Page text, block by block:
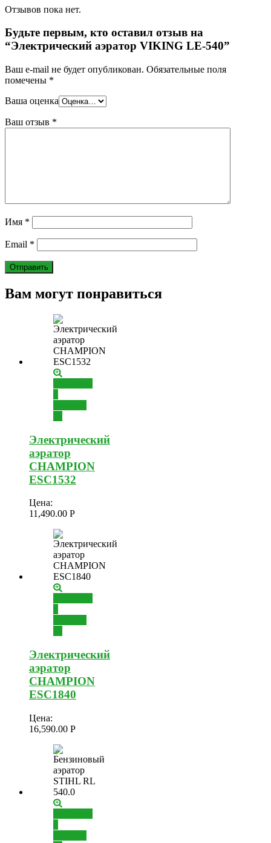
Отзывов пока нет.
Будьте первым, кто оставил отзыв на
“Электрический аэратор VIKING LE-540”
Ваш e-mail не будет опубликован. Обязательные поля
помечены *
Ваша оценка
Ваш отзыв *
Имя *
Email *
Вам могут понравиться
Электрический
аэратор
CHAMPION
ESC1532
Цена:
11,490.00 Р
Электрический
аэратор
CHAMPION
ESC1840
Цена:
16,590.00 Р